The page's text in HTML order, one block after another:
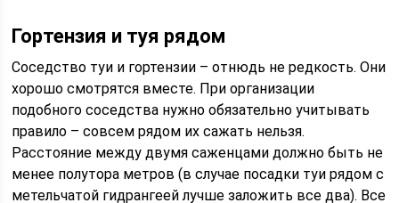
Гортензия и туя рядом
Соседство туи и гортензии – отнюдь не редкость. Они
хорошо смотрятся вместе. При организации
подобного соседства нужно обязательно учитывать
правило – совсем рядом их сажать нельзя.
Расстояние между двумя саженцами должно быть не
менее полутора метров (в случае посадки туи рядом с
метельчатой гидрангеей лучше заложить все два). Все